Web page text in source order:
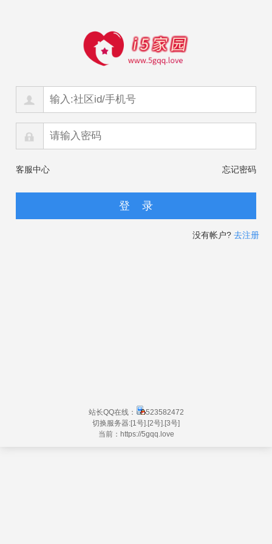
客服中心 忘记密码
没有帐户? 去注册
站长QQ在线：
523582472
切换服务器:[1号] [2号] [3号]
当前：https://5gqq.love